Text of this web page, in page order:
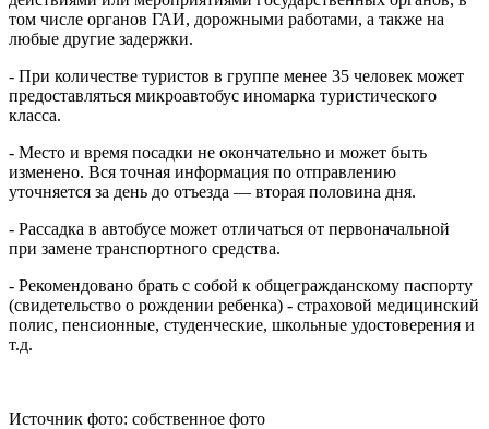
том числе органов ГАИ, дорожными работами, а также на
любые другие задержки.
- При количестве туристов в группе менее 35 человек может
предоставляться микроавтобус иномарка туристического
класса.
- Место и время посадки не окончательно и может быть
изменено. Вся точная информация по отправлению
уточняется за день до отъезда — вторая половина дня.
- Рассадка в автобусе может отличаться от первоначальной
при замене транспортного средства.
- Рекомендовано брать с собой к общегражданскому паспорту
(свидетельство о рождении ребенка) - страховой медицинский
полис, пенсионные, студенческие, школьные удостоверения и
т.д.
Источник фото: собственное фото